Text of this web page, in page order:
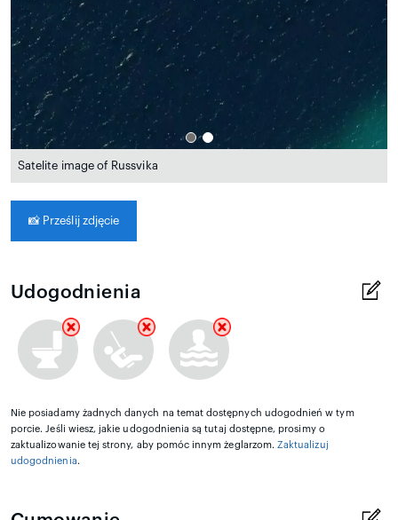
Satelite image of Russvika
📸 Prześlij zdjęcie
Udogodnienia
Nie posiadamy żadnych danych na temat dostępnych udogodnień w tym
porcie. Jeśli wiesz, jakie udogodnienia są tutaj dostępne, prosimy o
zaktualizowanie tej strony, aby pomóc innym żeglarzom.Zaktualizuj
udogodnienia.